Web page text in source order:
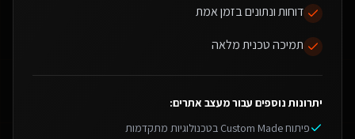
דוחות ונתונים בזמן אמת
תמיכה טכנית מלאה
יתרונות נוספים עבורמעצב אתרים:
פיתוח Custom Made בטכנולוגיות מתקדמות